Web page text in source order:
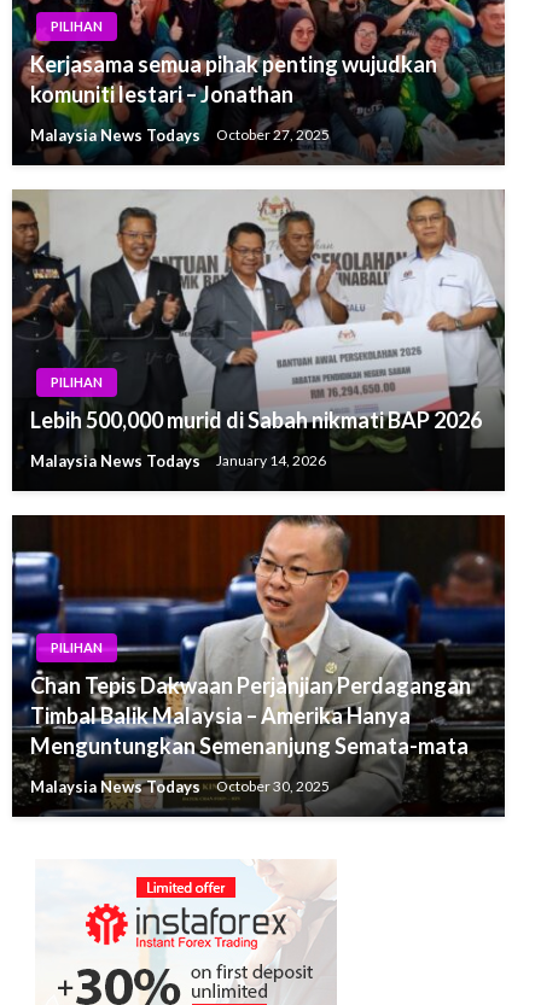
PILIHAN
Kerjasama semua pihak penting wujudkan
komuniti lestari – Jonathan
Malaysia News Todays October 27, 2025
PILIHAN
Lebih 500,000 murid di Sabah nikmati BAP 2026
Malaysia News Todays January 14, 2026
PILIHAN
Chan Tepis Dakwaan Perjanjian Perdagangan
Timbal Balik Malaysia – Amerika Hanya
Menguntungkan Semenanjung Semata-mata
Malaysia News Todays October 30, 2025